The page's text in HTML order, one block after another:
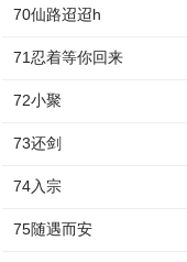
70仙路迢迢h
71忍着等你回来
72小聚
73还剑
74入宗
75随遇而安